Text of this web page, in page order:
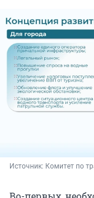
Источник: Комитет по